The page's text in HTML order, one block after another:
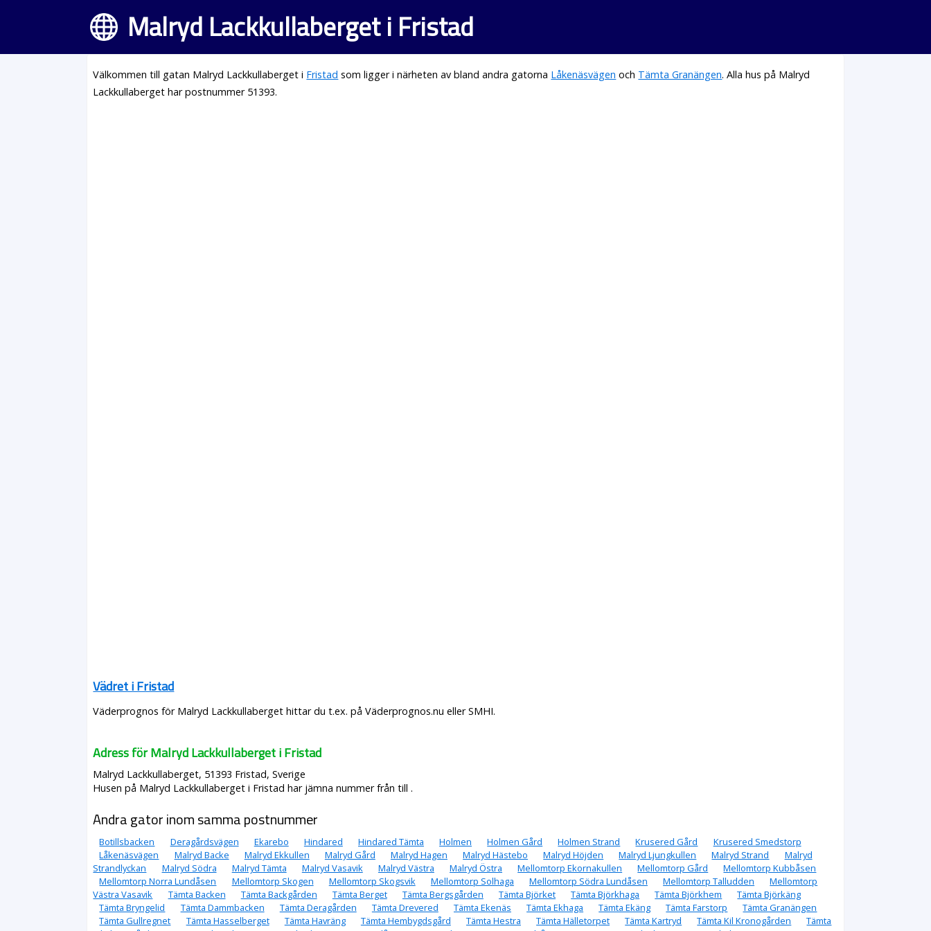
Malryd Lackkullaberget i Fristad
Välkommen till gatan Malryd Lackkullaberget i Fristad som ligger i närheten av bland andra gatorna Låkenäsvägen och Tämta Granängen. Alla hus på Malryd
Lackkullaberget har postnummer 51393.
Vädret i Fristad
Väderprognos för Malryd Lackkullaberget hittar du t.ex. på Väderprognos.nu eller SMHI.
Adress för Malryd Lackkullaberget i Fristad
Malryd Lackkullaberget, 51393 Fristad, Sverige
Husen på Malryd Lackkullaberget i Fristad har jämna nummer från till .
Andra gator inom samma postnummer
Botillsbacken Deragårdsvägen Ekarebo Hindared Hindared Tämta Holmen Holmen Gård Holmen Strand Krusered Gård
Krusered Smedstorp
Låkenäsvägen
Malryd Backe Malryd Ekkullen Malryd Gård Malryd Hagen Malryd Hästebo Malryd Höjden Malryd Ljungkullen Malryd Strand
Malryd
Strandlyckan
Malryd Södra Malryd Tämta Malryd Vasavik Malryd Västra Malryd Östra Mellomtorp Ekornakullen Mellomtorp Gård
Mellomtorp Kubbåsen
Mellomtorp Norra Lundåsen
Mellomtorp Skogen Mellomtorp Skogsvik Mellomtorp Solhaga Mellomtorp Södra Lundåsen Mellomtorp Talludden
Mellomtorp
Västra Vasavik
Tämta Backen Tämta Backgården Tämta Berget Tämta Bergsgården Tämta Björket Tämta Björkhaga Tämta Björkhem
Tämta Björkäng
Tämta Bryngelid
Tämta Dammbacken Tämta Deragården Tämta Drevered Tämta Ekenäs Tämta Ekhaga Tämta Ekäng Tämta Farstorp
Tämta Granängen
Tämta Gullregnet
Tämta Hasselberget Tämta Havräng Tämta Hembygdsgård Tämta Hestra Tämta Hälletorpet Tämta Kartryd Tämta Kil Kronogården
Tämta